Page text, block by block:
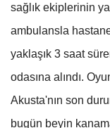
sağlık ekiplerinin
ambulansla
yaklaşık 3 saat
odasına alındı.
Akusta'nın son
bugün beyin